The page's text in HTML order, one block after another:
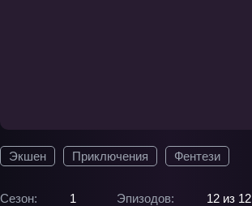
Экшен Приключения Фентези
Сезон: 1 Эпизодов:
12 из 12